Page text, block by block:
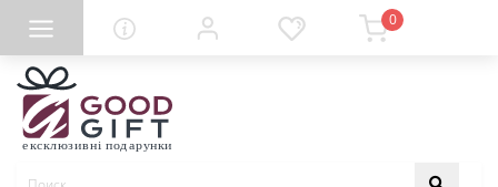
0